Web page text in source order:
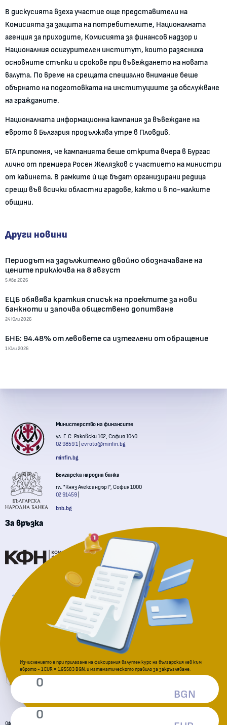
В дискусията взеха участие още представители на
Комисията за защита на потребителите, Националната
агенция за приходите, Комисията за финансов надзор и
Националния осигурителен институт, които разясниха
основните стъпки и срокове при въвеждането на новата
валута. По време на срещата специално внимание беше
обърнато на подготовката на институциите за обслужване
на гражданите.
Националната информационна кампания за въвеждане на
еврото в България продължава утре в Пловдив.
БТА припомня, че кампанията беше открита вчера в Бургас
лично от премиера Росен Желязков с участието на министри
от кабинета. В рамките ѝ ще бъдат организирани редица
срещи във всички областни градове, както и в по-малките
общини.
Други новини
Периодът на задължително двойно обозначаване на
цените приключва на 8 август
5 Авг 2026
ЕЦБ обявява краткия списък на проектите за нови
банкноти и започва обществено допитване
24 Юли 2026
БНБ: 94.48% от левовете са изтеглени от обращение
1 Юли 2026
Контакти с институции
Министерство на финансите
ул. Г. С. Раковски 102, София 1040
02 9859 1
evroto@minfin.bg
minfin.bg
Българска народна банка
пл. "Княз Александър I", София 1000
02 91459
bnb.bg
За връзка
Комисия за финансов надзор
Национална агенция за приходите
За подаване на сигнали
Официална страница за приемане на еврото в Република България
Изчислението е при прилагане на фиксирания валутен курс на българския лев към
еврото - 1 EUR = 1,95583 BGN, и математическото правило за закръгляване.
BGN